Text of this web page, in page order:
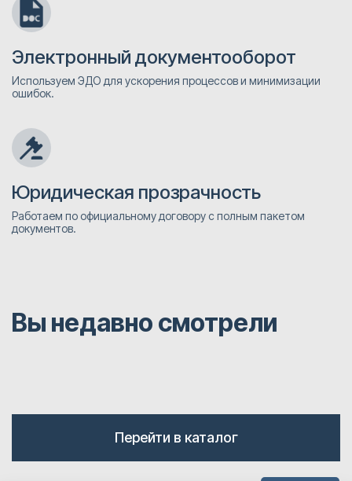
Электронный документооборот
Используем ЭДО для ускорения процессов и минимизации
ошибок.
Юридическая прозрачность
Работаем по официальному договору с полным пакетом
документов.
Вы недавно смотрели
Перейти в каталог